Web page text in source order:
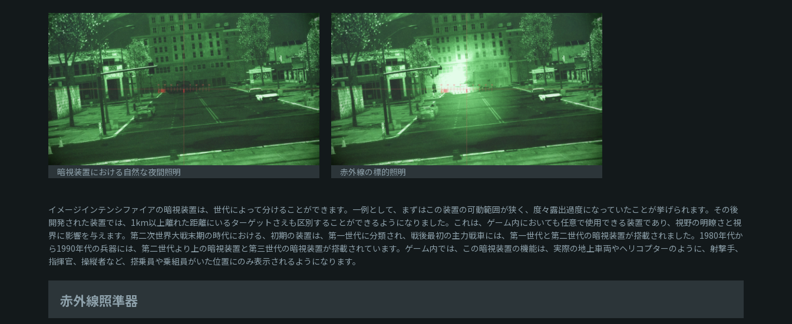
暗視装置における自然な夜間照明 赤外線の標的照明
イメージインテンシファイアの暗視装置は、世代によって分けることができます。一例として、まずはこの装置の可動範囲が狭く、度々露出過度になっていたことが挙げられます。その後
開発された装置では、1km以上離れた距離にいるターゲットさえも区別することができるようになりました。これは、ゲーム内においても任意で使用できる装置であり、視野の明瞭さと視
界に影響を与えます。第二次世界大戦末期の時代における、初期の装置は、第一世代に分類され、戦後最初の主力戦車には、第一世代と第二世代の暗視装置が搭載されました。1980年代か
ら1990年代の兵器には、第二世代より上の暗視装置と第三世代の暗視装置が搭載されています。ゲーム内では、この暗視装置の機能は、実際の地上車両やヘリコプターのように、射撃手、
指揮官、操縦者など、搭乗員や乗組員がいた位置にのみ表示されるようになります。
赤外線照準器